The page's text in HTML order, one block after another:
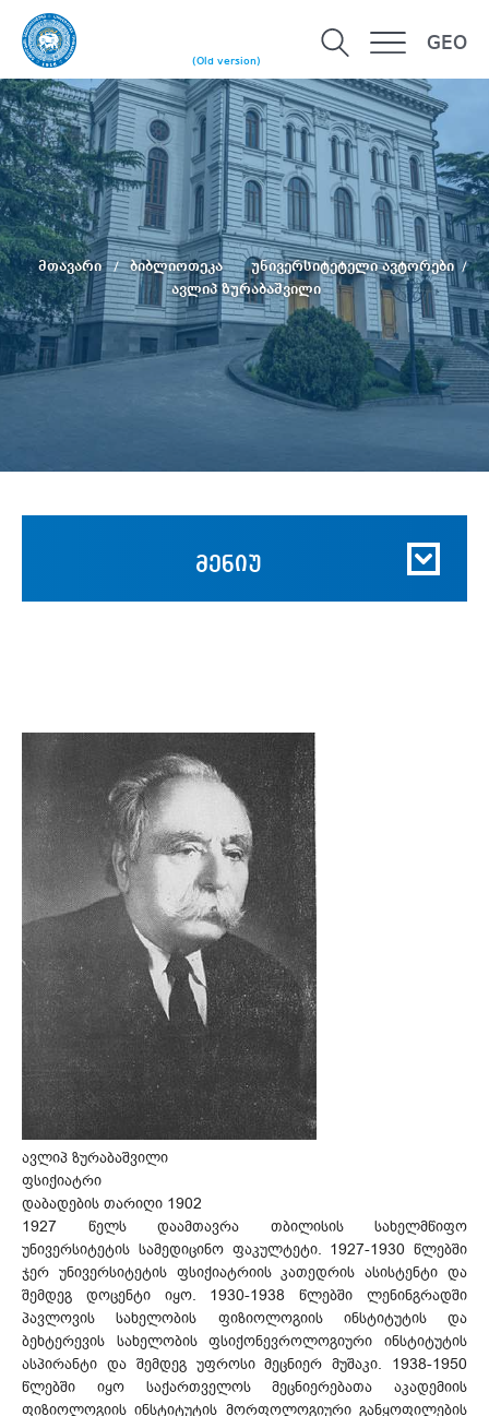
(Old version)
GEO
მთავარი ბიბლიოთეკა
უნივერსიტეტელი ავტორები
ავლიპ ზურაბაშვილი
მენიუ
ავლიპ ზურაბაშვილი
ფსიქიატრი
დაბადების თარიღი 1902
1927 წელს დაამთავრა თბილისის სახელმწიფო
უნივერსიტეტის სამედიცინო ფაკულტეტი. 1927-1930 წლებში
ჯერ უნივერსიტეტის ფსიქიატრიის კათედრის ასისტენტი და
შემდეგ დოცენტი იყო. 1930-1938 წლებში ლენინგრადში
პავლოვის სახელობის ფიზიოლოგიის ინსტიტუტის და
ბეხტერევის სახელობის ფსიქონევროლოგიური ინსტიტუტის
ასპირანტი და შემდეგ უფროსი მეცნიერ მუშაკი. 1938-1950
წლებში იყო საქართველოს მეცნიერებათა აკადემიის
ფიზიოლოგიის ინსტიტუტის მორფოლოგიური განყოფილების